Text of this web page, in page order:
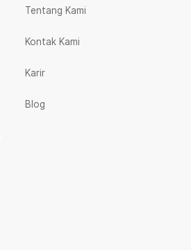
Tentang Kami
Kontak Kami
Karir
Blog